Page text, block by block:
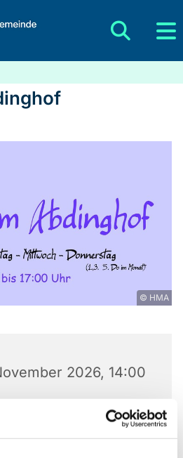
© HMA
2026, 14:00
Haus, Am Abdinghof